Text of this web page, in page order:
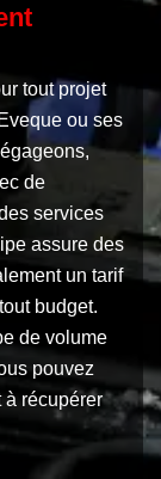
tout projet
ou ses
de
services
assure des
un tarif
budget.
de volume
pouvez
à récupérer